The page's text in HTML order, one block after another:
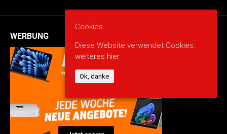
WERBUNG
Cookies
Diese Website verwendet Cookies:
weiteres hier.
Ok, danke